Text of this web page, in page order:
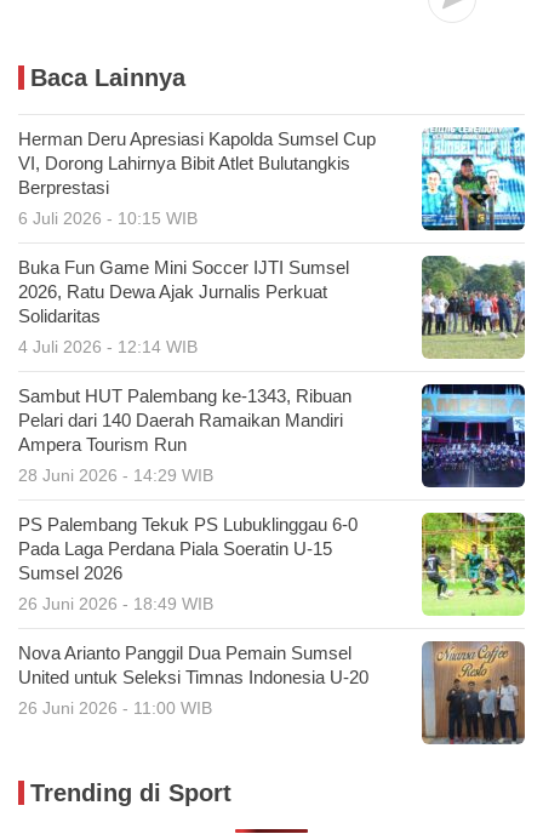
Baca Lainnya
Herman Deru Apresiasi Kapolda Sumsel Cup
VI, Dorong Lahirnya Bibit Atlet Bulutangkis
Berprestasi
6 Juli 2026 - 10:15 WIB
Buka Fun Game Mini Soccer IJTI Sumsel
2026, Ratu Dewa Ajak Jurnalis Perkuat
Solidaritas
4 Juli 2026 - 12:14 WIB
Sambut HUT Palembang ke-1343, Ribuan
Pelari dari 140 Daerah Ramaikan Mandiri
Ampera Tourism Run
28 Juni 2026 - 14:29 WIB
PS Palembang Tekuk PS Lubuklinggau 6-0
Pada Laga Perdana Piala Soeratin U-15
Sumsel 2026
26 Juni 2026 - 18:49 WIB
Nova Arianto Panggil Dua Pemain Sumsel
United untuk Seleksi Timnas Indonesia U-20
26 Juni 2026 - 11:00 WIB
Trending di Sport